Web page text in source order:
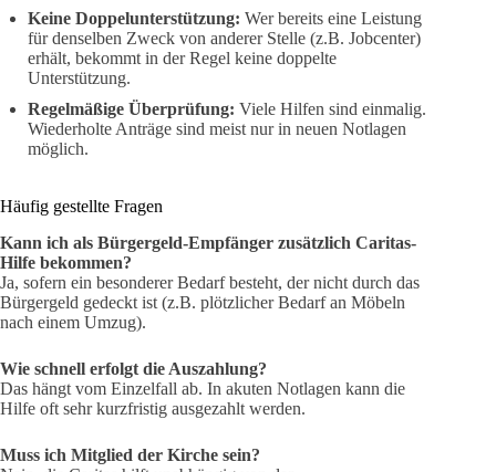
Keine Doppelunterstützung: Wer bereits eine Leistung
für denselben Zweck von anderer Stelle (z.B. Jobcenter)
erhält, bekommt in der Regel keine doppelte
Unterstützung.
Regelmäßige Überprüfung: Viele Hilfen sind einmalig.
Wiederholte Anträge sind meist nur in neuen Notlagen
möglich.
Häufig gestellte Fragen
Kann ich als Bürgergeld-Empfänger zusätzlich Caritas-
Hilfe bekommen?
Ja, sofern ein besonderer Bedarf besteht, der nicht durch das
Bürgergeld gedeckt ist (z.B. plötzlicher Bedarf an Möbeln
nach einem Umzug).
Wie schnell erfolgt die Auszahlung?
Das hängt vom Einzelfall ab. In akuten Notlagen kann die
Hilfe oft sehr kurzfristig ausgezahlt werden.
Muss ich Mitglied der Kirche sein?